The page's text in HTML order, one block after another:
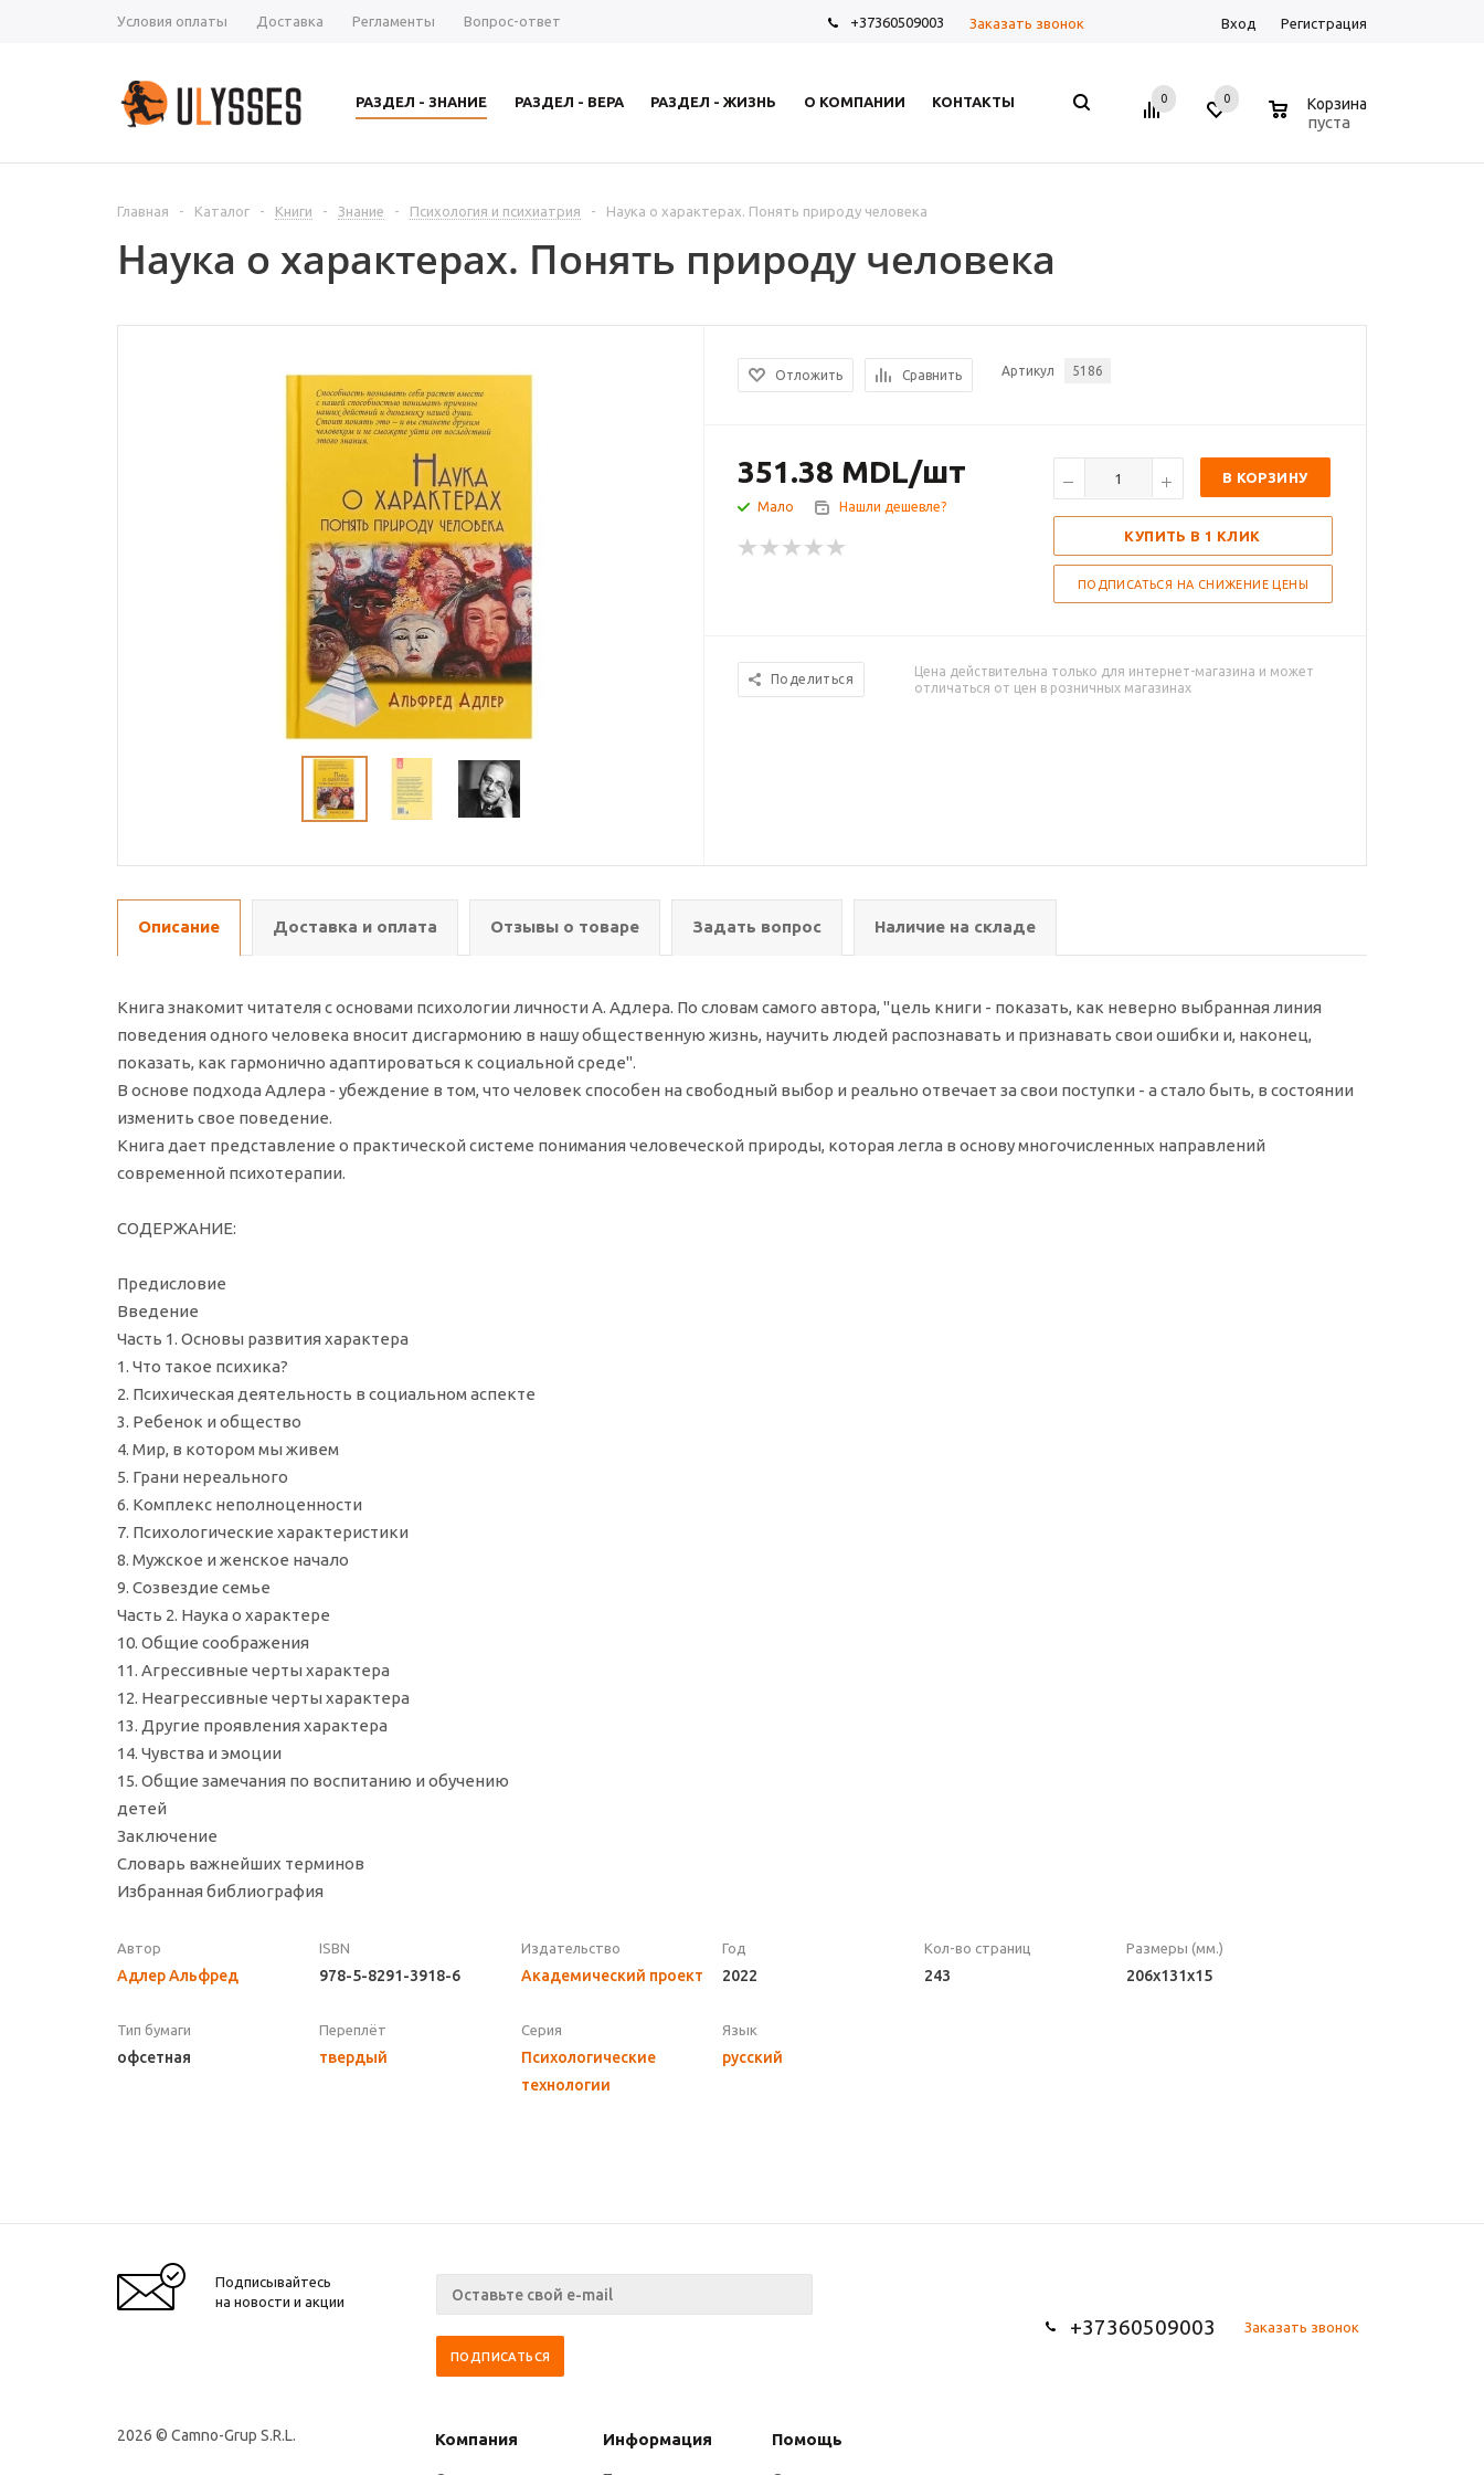
Условия оплаты Доставка Регламенты Вопрос-ответ +37360509003 Заказать звонок Вход Регистрация
РАЗДЕЛ - ЗНАНИЕ РАЗДЕЛ - ВЕРА РАЗДЕЛ - ЖИЗНЬ О КОМПАНИИ КОНТАКТЫ 0 0 Корзина
пуста
Главная - Каталог - Книги - Знание - Психология и психиатрия - Наука о характерах. Понять природу человека
Наука о характерах. Понять природу человека
Отложить Сравнить Артикул 5186
351.38 MDL/шт
Мало Нашли дешевле?
В КОРЗИНУ
КУПИТЬ В 1 КЛИК
ПОДПИСАТЬСЯ НА СНИЖЕНИЕ ЦЕНЫ
Поделиться
Цена действительна только для интернет-магазина и может
отличаться от цен в розничных магазинах
Описание Доставка и оплата Отзывы о товаре Задать вопрос Наличие на складе
Книга знакомит читателя с основами психологии личности А. Адлера. По словам самого автора, "цель книги - показать, как неверно выбранная линия
поведения одного человека вносит дисгармонию в нашу общественную жизнь, научить людей распознавать и признавать свои ошибки и, наконец,
показать, как гармонично адаптироваться к социальной среде".
В основе подхода Адлера - убеждение в том, что человек способен на свободный выбор и реально отвечает за свои поступки - а стало быть, в состоянии
изменить свое поведение.
Книга дает представление о практической системе понимания человеческой природы, которая легла в основу многочисленных направлений
современной психотерапии.
СОДЕРЖАНИЕ:
Предисловие
Введение
Часть 1. Основы развития характера
1. Что такое психика?
2. Психическая деятельность в социальном аспекте
3. Ребенок и общество
4. Мир, в котором мы живем
5. Грани нереального
6. Комплекс неполноценности
7. Психологические характеристики
8. Мужское и женское начало
9. Созвездие семье
Часть 2. Наука о характере
10. Общие соображения
11. Агрессивные черты характера
12. Неагрессивные черты характера
13. Другие проявления характера
14. Чувства и эмоции
15. Общие замечания по воспитанию и обучению
детей
Заключение
Словарь важнейших терминов
Избранная библиография
Автор
Адлер Альфред
ISBN
978-5-8291-3918-6
Издательство
Академический проект
Год
2022
Кол-во страниц
243
Размеры (мм.)
206x131x15
Тип бумаги
офсетная
Переплёт
твердый
Серия
Психологические
технологии
Язык
русский
Подписывайтесь
на новости и акции
+37360509003 Заказать звонок
2026 © Camno-Grup S.R.L. Компания Информация Помощь